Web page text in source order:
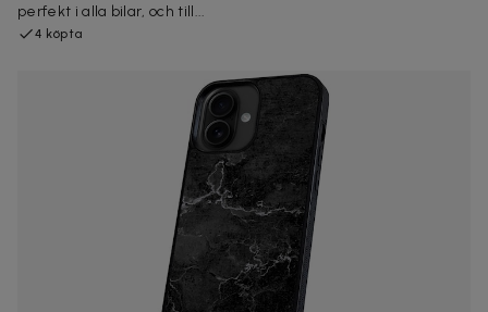
perfekt i alla bilar, och till...
4 köpta